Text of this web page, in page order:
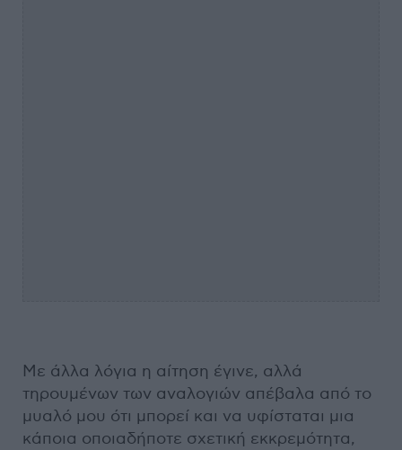
Με άλλα λόγια η αίτηση έγινε, αλλά
τηρουμένων των αναλογιών απέβαλα από το
μυαλό μου ότι μπορεί και να υφίσταται μια
κάποια οποιαδήποτε σχετική εκκρεμότητα,